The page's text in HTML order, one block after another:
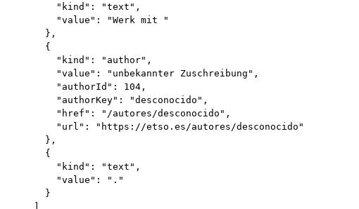
          "kind": "text",
          "value": "Werk mit "
        },
        {
          "kind": "author",
          "value": "unbekannter Zuschreibung",
          "authorId": 104,
          "authorKey": "desconocido",
          "href": "/autores/desconocido",
          "url": "https://etso.es/autores/desconocido"
        },
        {
          "kind": "text",
          "value": "."
        }